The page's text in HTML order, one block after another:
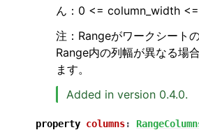
ん：0 <= column_width
注：Rangeがワークシート
Range内の列幅が異なる場
ます。
Added in version 0.4.0.
property columns: